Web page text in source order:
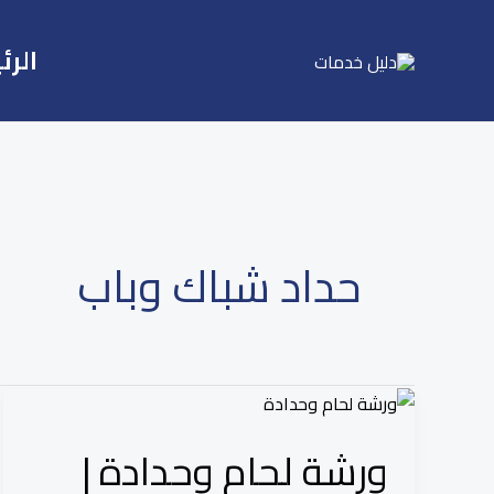
حداد شباك وباب
ورشة لحام وحدادة |
ورشة
وحدادة